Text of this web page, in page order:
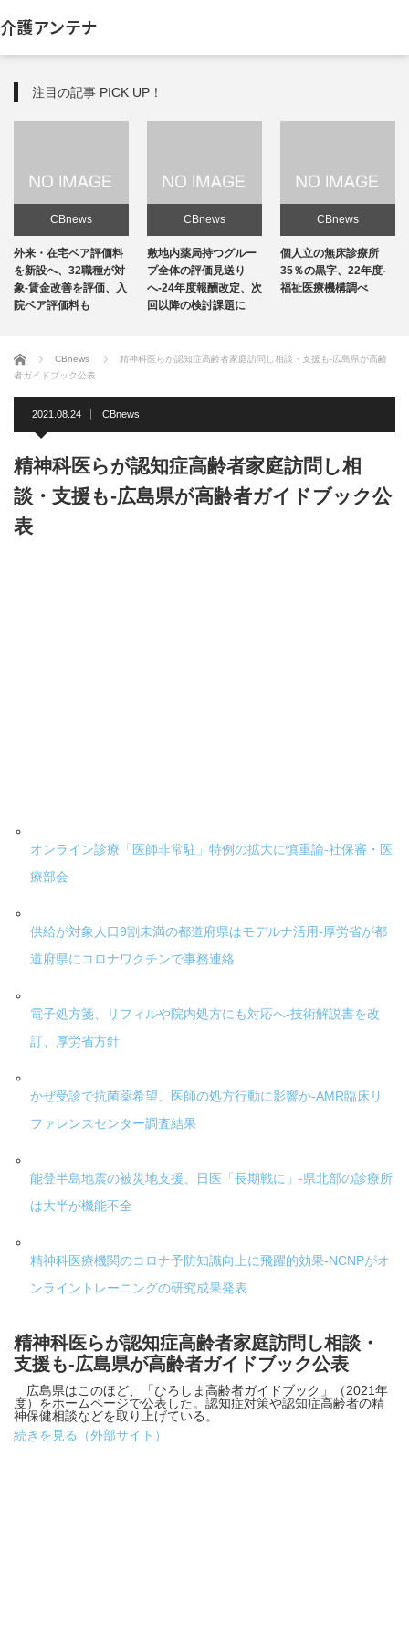
介護アンテナ
注目の記事 PICK UP！
CBnews
敷地内薬局持つグルー
プ全体の評価見送り
へ-24年度報酬改定、次
回以降の検討課題に
CBnews
個人立の無床診療所
35％の黒字、22年度-
福祉医療機構調べ
CBnews
個人立の無床診療所
35％の黒字、22年度-
福祉医療機構調べ
ホーム CBnews
精神科医らが認知症高齢者家庭訪問し相談・支援も-広島県が高齢
者ガイドブック公表
2021.08.24 CBnews
精神科医らが認知症高齢者家庭訪問し相
談・支援も-広島県が高齢者ガイドブック公
表
オンライン診療「医師非常駐」特例の拡大に慎重論-社保審・医
療部会
供給が対象人口9割未満の都道府県はモデルナ活用-厚労省が都
道府県にコロナワクチンで事務連絡
電子処方箋、リフィルや院内処方にも対応へ-技術解説書を改
訂、厚労省方針
かぜ受診で抗菌薬希望、医師の処方行動に影響か-AMR臨床リ
ファレンスセンター調査結果
能登半島地震の被災地支援、日医「長期戦に」-県北部の診療所
は大半が機能不全
精神科医療機関のコロナ予防知識向上に飛躍的効果-NCNPがオ
ンライントレーニングの研究成果発表
精神科医らが認知症高齢者家庭訪問し相談・
支援も-広島県が高齢者ガイドブック公表
広島県はこのほど、「ひろしま高齢者ガイドブック」（2021年
度）をホームページで公表した。認知症対策や認知症高齢者の精
神保健相談などを取り上げている。
続きを見る（外部サイト）